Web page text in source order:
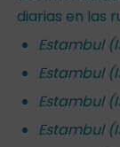
diarias en las
Estambul
Estambul
Estambul
Estambul